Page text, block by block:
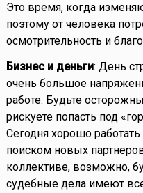
Это время, когда
поэтому от человека
осмотрительность и
Бизнес и деньги: День
очень большое
работе. Будьте
рискуете попасть под
Сегодня хорошо
поиском новых
коллективе, возможно,
судебные дела имеют